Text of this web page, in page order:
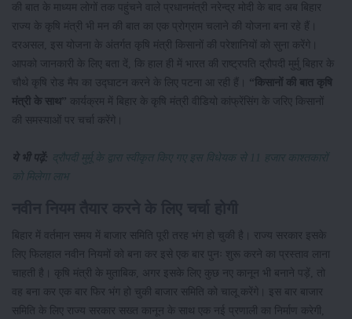
की बात के माध्यम लोगों तक पहुंचने वाले प्रधानमंत्री नरेन्द्र मोदी के बाद अब बिहार
राज्य के कृषि मंत्री भी मन की बात का एक प्रोग्राम चलाने की योजना बना रहे हैं।
दरअसल, इस योजना के अंतर्गत कृषि मंत्री किसानों की परेशानियों को सुना करेंगे।
आपको जानकारी के लिए बता दें, कि हाल ही में भारत की राष्ट्रपति द्रौपदी मुर्मु बिहार के
चौथे कृषि रोड मैप का उद्घाटन करने के लिए पटना आ रही हैं। “किसानों की बात कृषि
मंत्री के साथ” कार्यक्रम में बिहार के कृषि मंत्री वीडियो कांफ्रेंसिंग के जरिए किसानों
की समस्याओं पर चर्चा करेंगे।
ये भी पढ़ें:
द्रौपदी मुर्मू के द्वारा स्वीकृत किए गए इस विधेयक से 11 हजार काश्तकारों
को मिलेगा लाभ
बिहार में वर्तमान समय में बाजार समिति पूरी तरह भंग हो चुकी है। राज्य सरकार इसके
लिए फिलहाल नवीन नियमों को बना कर इसे एक बार पुनः शुरू करने का प्रस्ताव लाना
चाहती है। कृषि मंत्री के मुताबिक, अगर इसके लिए कुछ नए कानून भी बनाने पड़ें, तो
वह बना कर एक बार फिर भंग हो चुकी बाजार समिति को चालू करेंगे। इस बार बाजार
समिति के लिए राज्य सरकार सख्त कानून के साथ एक नई प्रणाली का निर्माण करेगी,